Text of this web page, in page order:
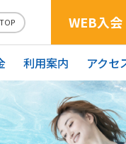
WEB入会
利用案内 アクセ